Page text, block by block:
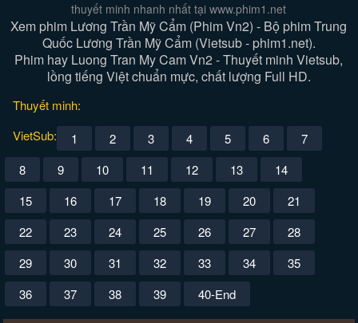
thuyết minh nhanh nhất tại www.phim1.net
Xem phim Lương Trần Mỹ Cẩm (Phim Vn2) - Bộ phim Trung
Quốc Lương Trần Mỹ Cẩm (Vietsub - phim1.net).
Phim hay Luong Tran My Cam Vn2 - Thuyết minh Vietsub,
lồng tiếng Việt chuẩn mực, chất lượng Full HD.
Thuyết minh:
VietSub:
1 2 3 4 5 6
7
8
9 10 11 12 13
14
15
16 17 18 19 20
21
22
23 24 25 26 27
28
29
30 31 32 33 34
35
36
37 38 39 40-End